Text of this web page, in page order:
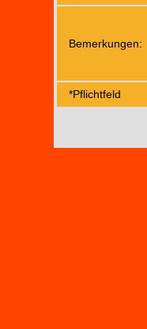
Bemerkungen:
*Pflichtfeld